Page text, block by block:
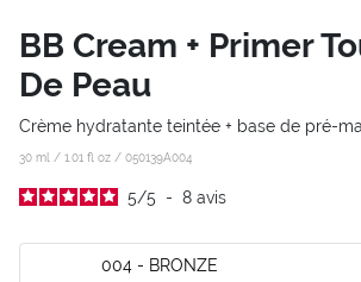
BB Cream + Primer
De Peau
Crème hydratante teintée + base de pré-
30 ml / 1.01 fl oz / 050139A004
5/5 - 8 avis
004 - BRONZE